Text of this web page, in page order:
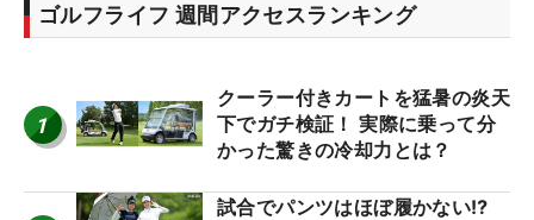
ゴルフライフ 週間アクセスランキング
1
クーラー付きカートを猛暑の炎天
下でガチ検証！ 実際に乗って分
かった驚きの冷却力とは？
試合でパンツはほぼ履かない⁉